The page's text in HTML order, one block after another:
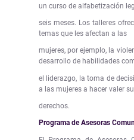
un curso de alfabetización
seis meses. Los talleres
temas que les afectan a las
mujeres, por ejemplo, la
desarrollo de habilidades
el liderazgo, la toma de
a las mujeres a hacer valer
derechos.
Programa de Asesoras